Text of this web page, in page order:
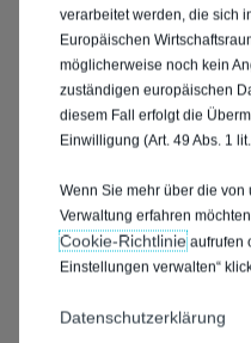
verarbeitet werden, die sich
Europäischen
möglicherweise noch kein
zuständigen europäischen
diesem Fall erfolgt die
Einwilligung (Art. 49 Abs. 1
Wenn Sie mehr über die
Verwaltung erfahren
Cookie‑Richtlinieaufrufen
Einstellungen verwalten“
Datenschutzerklärung